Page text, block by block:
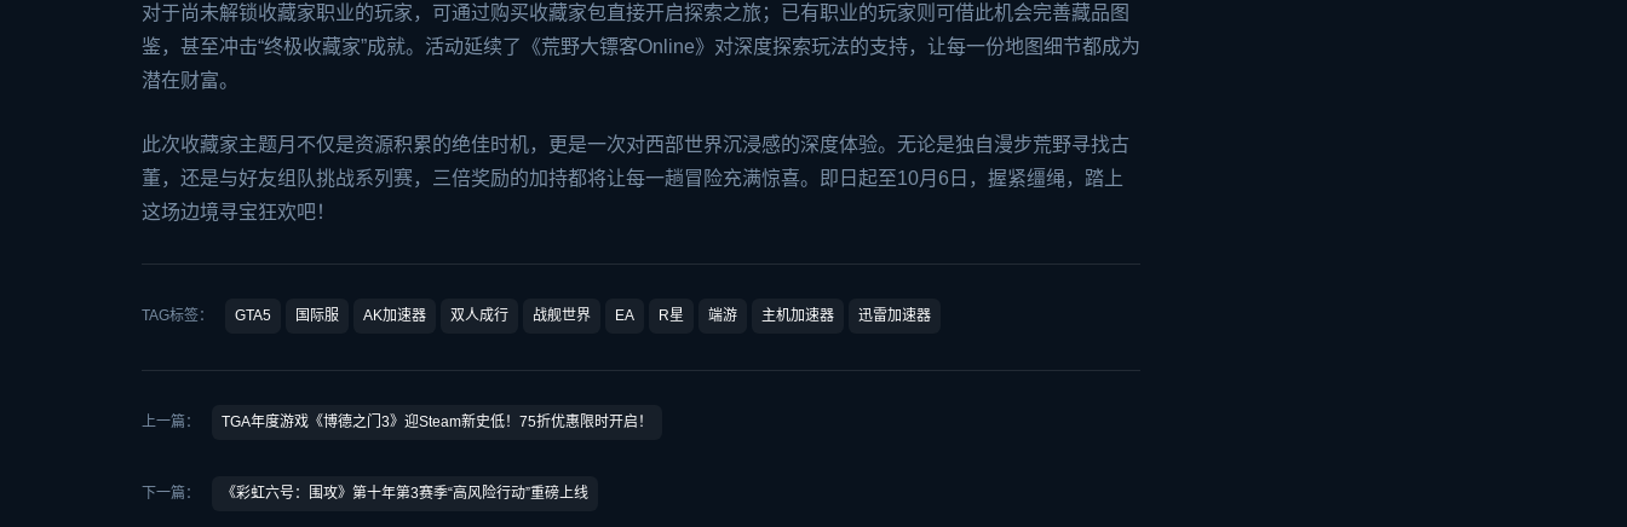
对于尚未解锁收藏家职业的玩家，可通过购买收藏家包直接开启探索之旅；已有职业的玩家则可借此机会完善藏品图
鉴，甚至冲击“终极收藏家”成就。活动延续了《荒野大镖客Online》对深度探索玩法的支持，让每一份地图细节都成为
潜在财富。
此次收藏家主题月不仅是资源积累的绝佳时机，更是一次对西部世界沉浸感的深度体验。无论是独自漫步荒野寻找古
董，还是与好友组队挑战系列赛，三倍奖励的加持都将让每一趟冒险充满惊喜。即日起至10月6日，握紧缰绳，踏上
这场边境寻宝狂欢吧！
TAG标签： GTA5 国际服 AK加速器 双人成行 战舰世界 EA R星 端游 主机加速器 迅雷加速器
上一篇： TGA年度游戏《博德之门3》迎Steam新史低！75折优惠限时开启！
下一篇： 《彩虹六号：围攻》第十年第3赛季“高风险行动”重磅上线